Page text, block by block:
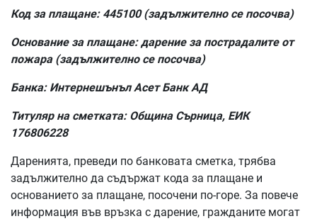
Код за плащане: 445100 (задължително се посочва)
Основание за плащане: дарение за пострадалите от
пожара (задължително се посочва)
Банка: Интернешънъл Асет Банк АД
Титуляр на сметката: Община Сърница, ЕИК
176806228
Даренията, преведи по банковата сметка, трябва
задължително да съдържат кода за плащане и
основанието за плащане, посочени по-горе. За повече
информация във връзка с дарение, гражданите могат